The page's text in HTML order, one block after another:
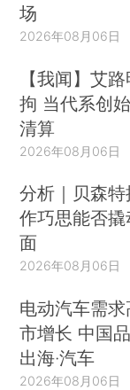
场
2026年08月06日
【我闻】艾
拘 当代系创
清算
2026年08月06日
分析｜贝森
作巧思能否
面
2026年08月06日
电动汽车需
市增长 中国
出海·汽车
2026年08月06日